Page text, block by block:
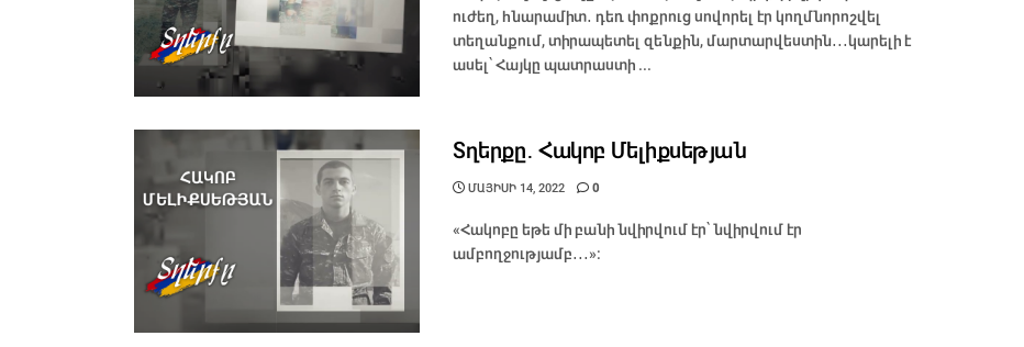
ուժեղ, հնարամիտ․ դեռ փոքրուց սովորել էր կողմնորոշվել
տեղանքում, տիրապետել զենքին, մարտարվեստին․․․կարելի է
ասել՝ Հայկը պատրաստի ...
Տղերքը․ Հակոբ Մելիքսեթյան
ՄԱՅԻՍԻ 14, 2022 0
«Հակոբը եթե մի բանի նվիրվում էր՝ նվիրվում էր
ամբողջությամբ․․․»: